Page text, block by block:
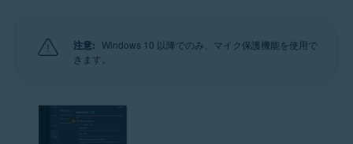
注意: Windows 10 以降でのみ、マイク保護機能を使用で
きます。